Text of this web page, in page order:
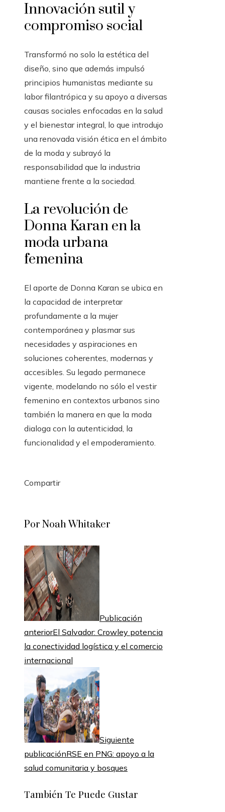
Innovación sutil y
compromiso social
Transformó no solo la estética del
diseño, sino que además impulsó
principios humanistas mediante su
labor filantrópica y su apoyo a diversas
causas sociales enfocadas en la salud
y el bienestar integral, lo que introdujo
una renovada visión ética en el ámbito
de la moda y subrayó la
responsabilidad que la industria
mantiene frente a la sociedad.
La revolución de
Donna Karan en la
moda urbana
femenina
El aporte de Donna Karan se ubica en
la capacidad de interpretar
profundamente a la mujer
contemporánea y plasmar sus
necesidades y aspiraciones en
soluciones coherentes, modernas y
accesibles. Su legado permanece
vigente, modelando no sólo el vestir
femenino en contextos urbanos sino
también la manera en que la moda
dialoga con la autenticidad, la
funcionalidad y el empoderamiento.
Compartir
Por Noah Whitaker
Publicación
anteriorEl Salvador: Crowley potencia
la conectividad logística y el comercio
internacional
Siguiente
publicaciónRSE en PNG: apoyo a la
salud comunitaria y bosques
También Te Puede Gustar